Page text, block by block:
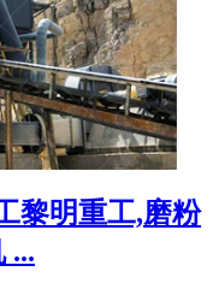
黎明重工,磨粉
...